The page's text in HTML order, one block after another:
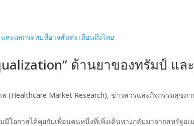
ด้านยาของทรัมป์ และ
(Healthcare Market Research),ข่าวสารและกิจกรรมสุขภ
โอกาสได้คุยกับเพื่อนคนหนึ่งที่เพิ่งเดินทางกลับมาจากสหรัฐอเ